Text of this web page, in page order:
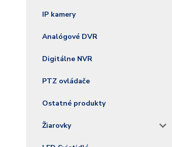
IP kamery
Analógové DVR
Digitálne NVR
PTZ ovládače
Ostatné produkty
Žiarovky